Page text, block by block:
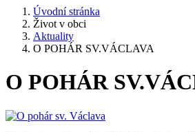
Úvodní stránka
Život v obci
Aktuality
O POHÁR SV.VÁCLAVA
O POHÁR